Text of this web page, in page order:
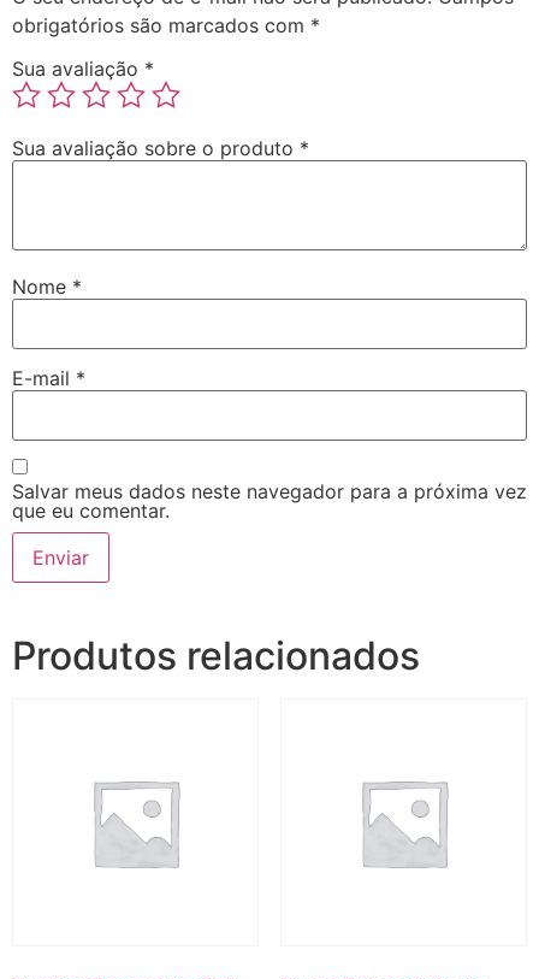
obrigatórios são marcados com *
Sua avaliação *
Sua avaliação sobre o produto *
Nome *
E-mail *
Salvar meus dados neste navegador para a próxima vez
que eu comentar.
Produtos relacionados